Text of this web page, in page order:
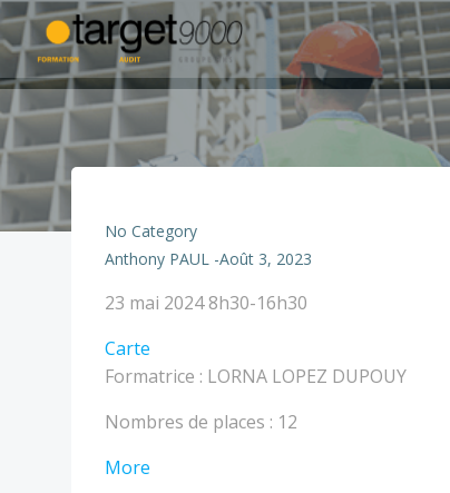
Aller
au
contenu
No Category
Anthony PAUL -Août 3, 2023
GIES
-
2
JOURS
23 mai 2024 8h30-16h30
Carte
-
Formatrice : LORNA LOPEZ DUPOUY
Nombres de places : 12
More